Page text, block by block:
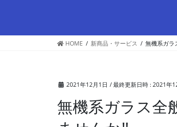
HOME 新商品・サービス 無機系ガラ
2021年12月1日 / 最終更新日時 :2021年
無機系ガラス全